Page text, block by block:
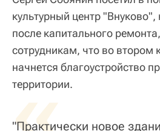
культурный центр
после капитального
сотрудникам, что во втором
начнется благоустройство
территории.
"Практически новое